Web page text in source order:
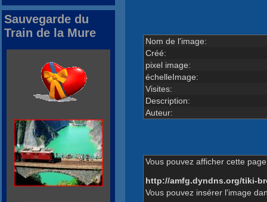
Nom de l'image:
Créé:
pixel image:
échelleImage:
Visites:
Description:
Auteur:
Vous pouvez afficher cette
http://amfg.dyndns.org/tiki-
Vous pouvez insérer l'image
Sauvegarde du
Train de la Mure